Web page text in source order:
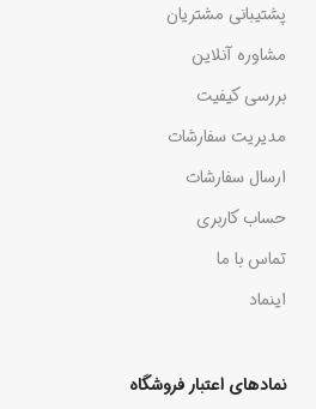
پشتیبانی مشتریان
مشاوره آنلاین
بررسی کیفیت
مدیریت سفارشات
ارسال سفارشات
حساب کاربری
تماس با ما
اینماد
نمادهای اعتبار فروشگاه